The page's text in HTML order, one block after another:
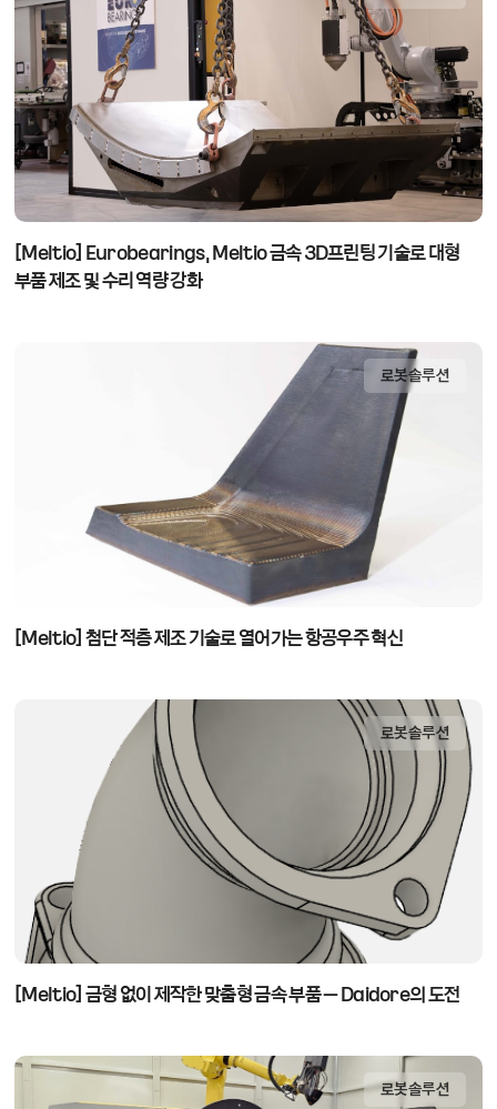
[Meltio] Eurobearings, Meltio 금속 3D프린팅 기술로 대형
부품 제조 및 수리 역량 강화
로봇솔루션
[Meltio] 첨단 적층 제조 기술로 열어가는 항공우주 혁신
로봇솔루션
[Meltio] 금형 없이 제작한 맞춤형 금속 부품 – Daidore의 도전
로봇솔루션